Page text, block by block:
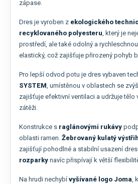
zápase.
Dres je vyroben z ekologického
recyklovaného polyesteru, který je
prostředí, ale také odolný a
elastický, což zajišťuje přirozený pohyb
Pro lepší odvod potu je dres vybaven
SYSTEM, umístěnou v oblastech se
zajišťuje efektivní ventilaci a udržuje tělo
zátěži.
Konstrukce s raglánovými rukávy
oblasti ramen. Žebrovaný kulatý
zajišťují pohodlné a stabilní usazení
rozparky navíc přispívají k větší
Na hrudi nechybí vyšívané logo Joma,